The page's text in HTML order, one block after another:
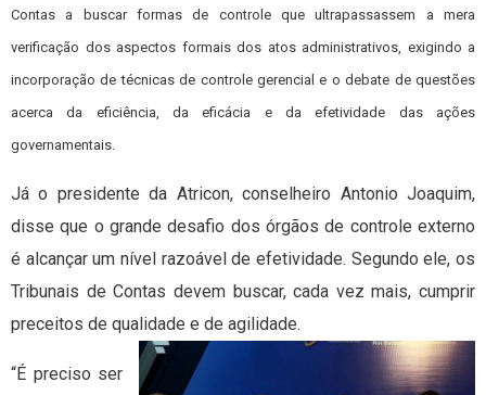
Contas a buscar formas de controle que ultrapassassem a mera
verificação dos aspectos formais dos atos administrativos, exigindo a
incorporação de técnicas de controle gerencial e o debate de questões
acerca da eficiência, da eficácia e da efetividade das ações
governamentais.
Já o presidente da Atricon, conselheiro Antonio Joaquim,
disse que o grande desafio dos órgãos de controle externo
é alcançar um nível razoável de efetividade. Segundo ele, os
Tribunais de Contas devem buscar, cada vez mais, cumprir
preceitos de qualidade e de agilidade.
“É preciso ser